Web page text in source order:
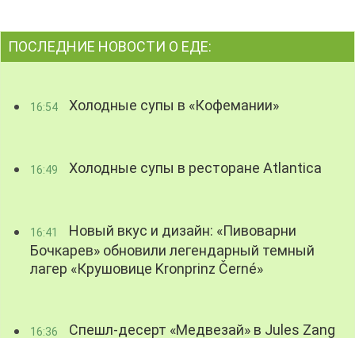
ПОСЛЕДНИЕ НОВОСТИ О ЕДЕ:
16:54 Холодные супы в «Кофемании»
16:49 Холодные супы в ресторане Atlantica
16:41
Новый вкус и дизайн: «Пивоварни
Бочкарев» обновили легендарный темный
лагер «Крушовице Kronprinz Černé»
16:36 Спешл-десерт «Медвезай» в Jules Zang